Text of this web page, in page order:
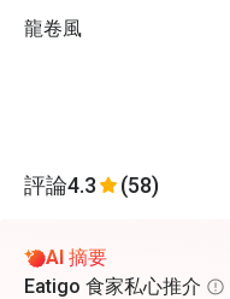
龍卷風
評論4.3 (58)
AI 摘要
Eatigo 食家私心推介